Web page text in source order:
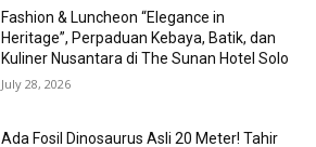
Fashion & Luncheon “Elegance in
Heritage”, Perpaduan Kebaya, Batik, dan
Kuliner Nusantara di The Sunan Hotel Solo
July 28, 2026
Ada Fosil Dinosaurus Asli 20 Meter! Tahir